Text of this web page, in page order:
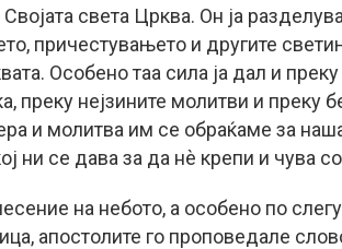
света Црква. Он ја
причестувањето и другите
Особено таа сила ја дал и
преку нејзините молитви и преку
и молитва им се обраќаме за
ни се дава за да нѐ крепи и чува
на небото, а особено по
апостолите го проповедале